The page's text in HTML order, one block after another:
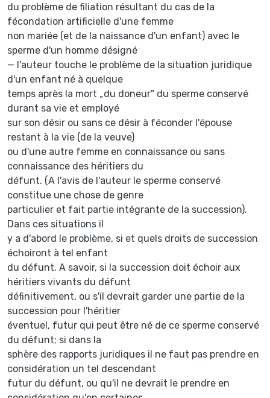
du problème de filiation résultant du cas de la
fécondation artificielle d'une femme
non mariée (et de la naissance d'un enfant) avec le
sperme d'un homme désigné
— l'auteur touche le problème de la situation juridique
d'un enfant né à quelque
temps après la mort „du doneur" du sperme conservé
durant sa vie et employé
sur son désir ou sans ce désir à féconder l'épouse
restant à la vie (de la veuve)
ou d'une autre femme en connaissance ou sans
connaissance des héritiers du
défunt. (A l'avis de l'auteur le sperme conservé
constitue une chose de genre
particulier et fait partie intégrante de la succession).
Dans ces situations il
y a d'abord le problème, si et quels droits de succession
échoiront à tel enfant
du défunt. A savoir, si la succession doit échoir aux
héritiers vivants du défunt
définitivement, ou s'il devrait garder une partie de la
succession pour l'héritier
éventuel, futur qui peut être né de ce sperme conservé
du défunt; si dans la
sphère des rapports juridiques il ne faut pas prendre en
considération un tel descendant
futur du défunt, ou qu'il ne devrait le prendre en